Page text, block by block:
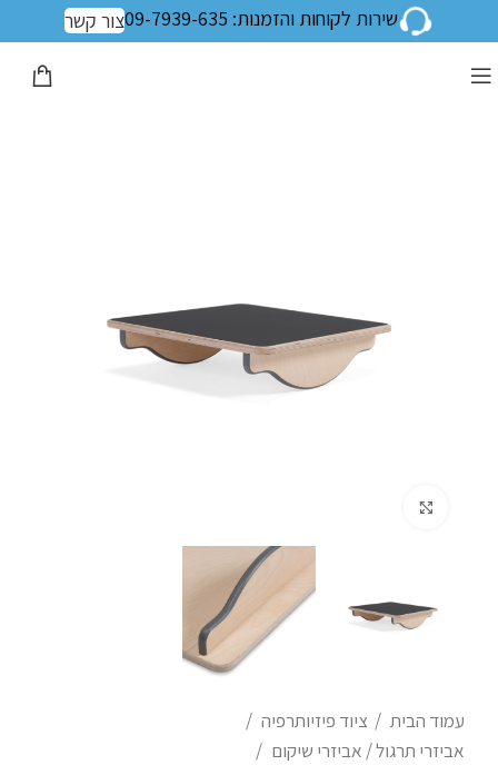
שירות לקוחות והזמנות: 09-7939-635 צור קשר
עמוד הבית
ציוד פיזיותרפיה
אביזרי תרגול / אביזרי שיקום